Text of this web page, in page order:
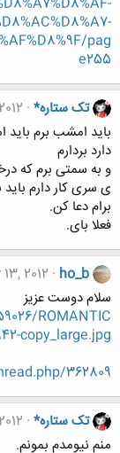
pag
e255
تک ستاره*
باید امشب برم
دارد بردارم
و به سمتی برم که
ی سری کار دارم باید
برام دعا کن.
فعلا بای.
ho_b
2012
سلام دوست عزیز
ROMANTIC
copy_large.jpg
362809-
تک ستاره*
منم نیومدم بمونم.